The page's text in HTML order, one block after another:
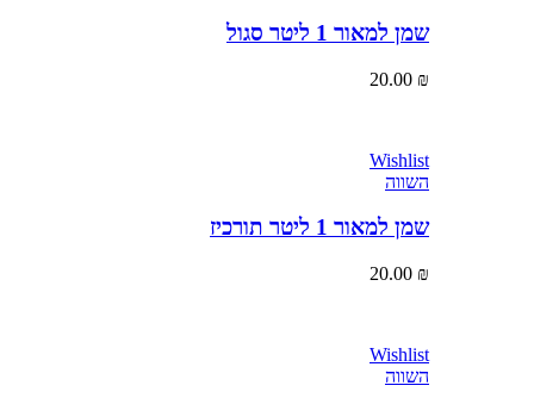
שמן למאור 1 ליטר סגול
20.00
Wishlist
שמן למאור 1 ליטר תורכיז
20.00
Wishlist